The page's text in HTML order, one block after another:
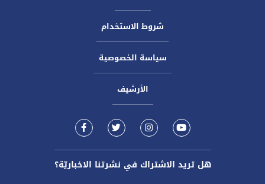
شروط الاستخدام
سياسة الخصوصية
الأرشيف
هل تريد الاشتراك في نشرتنا الاخباريّة؟